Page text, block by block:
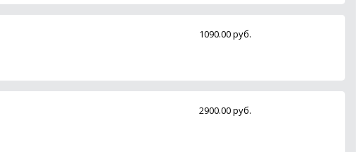
1090.00 руб.
2900.00 руб.